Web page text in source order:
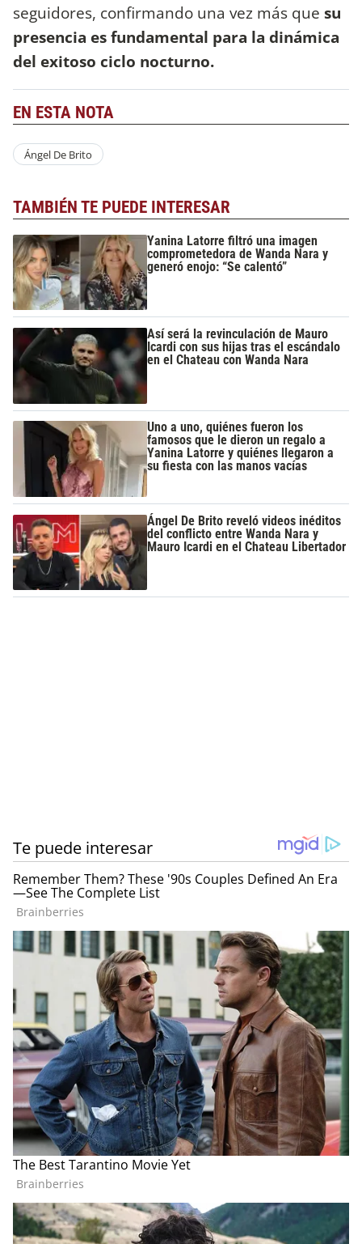
seguidores, confirmando una vez más que su
presencia es fundamental para la dinámica
del exitoso ciclo nocturno.
EN ESTA NOTA
Ángel De Brito
TAMBIÉN TE PUEDE INTERESAR
Yanina Latorre filtró una imagen
comprometedora de Wanda Nara y
generó enojo: “Se calentó”
Así será la revinculación de Mauro
Icardi con sus hijas tras el escándalo
en el Chateau con Wanda Nara
Uno a uno, quiénes fueron los
famosos que le dieron un regalo a
Yanina Latorre y quiénes llegaron a
su fiesta con las manos vacías
Ángel De Brito reveló videos inéditos
del conflicto entre Wanda Nara y
Mauro Icardi en el Chateau Libertador